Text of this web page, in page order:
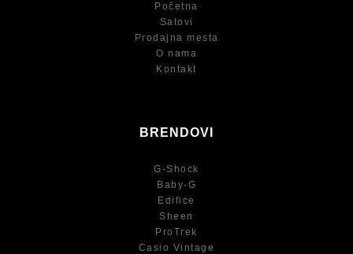
Početna
Satovi
Prodajna mesta
O nama
Kontakt
BRENDOVI
G-Shock
Baby-G
Edifice
Sheen
ProTrek
Casio Vintage